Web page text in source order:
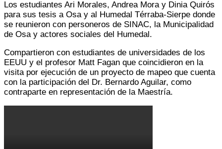
Los estudiantes Ari Morales, Andrea Mora y Dinia Quirós
para sus tesis a Osa y al Humedal Térraba-Sierpe donde
se reunieron con personeros de SINAC, la Municipalidad
de Osa y actores sociales del Humedal.
Compartieron con estudiantes de universidades de los
EEUU y el profesor Matt Fagan que coincidieron en la
visita por ejecución de un proyecto de mapeo que cuenta
con la participación del Dr. Bernardo Aguilar, como
contraparte en representación de la Maestría.